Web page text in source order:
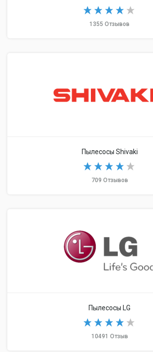
1355 Отзывов
Пылесосы Shivaki
709 Отзывов
Пылесосы LG
10491 Отзыв